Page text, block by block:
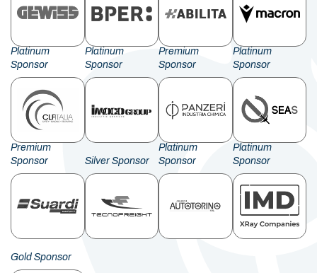
Platinum
Sponsor
Platinum
Sponsor
Premium
Sponsor
Platinum
Sponsor
Premium
Sponsor
Silver Sponsor
Platinum
Sponsor
Platinum
Sponsor
Gold Sponsor